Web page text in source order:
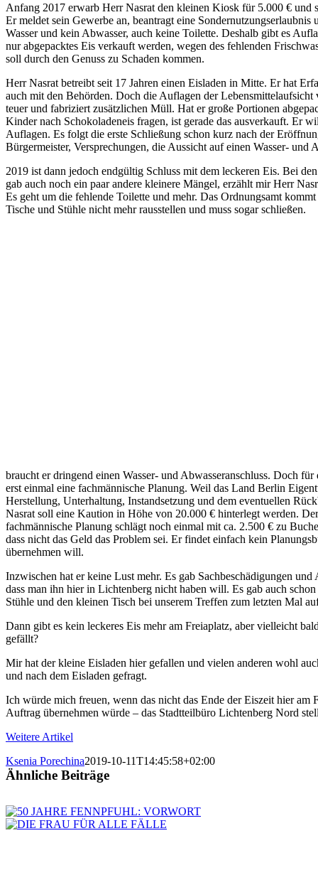
Anfang 2017 erwarb Herr Nasrat den kleinen Kiosk für 5.000 € und
Er meldet sein Gewerbe an, beantragt eine
Wasser und kein Abwasser, auch keine Toilette. Deshalb gibt es
nur abgepacktes Eis verkauft werden, wegen des fehlenden
soll durch den Genuss zu Schaden kommen.
Herr Nasrat betreibt seit 17 Jahren einen Eisladen in Mitte. Er hat
auch mit den Behörden. Doch die Auflagen der
teuer und fabriziert zusätzlichen Müll. Hat er große Portionen
Kinder nach Schokoladeneis fragen, ist gerade das ausverkauft. Er
Auflagen. Es folgt die erste Schließung schon kurz nach der
Bürgermeister, Versprechungen, die Aussicht auf einen Wasser-
2019 ist dann jedoch endgültig Schluss mit dem leckeren Eis. Bei
gab auch noch ein paar andere kleinere Mängel, erzählt mir Herr
Es geht um die fehlende Toilette und mehr. Das Ordnungsamt
Tische und Stühle nicht mehr rausstellen und muss sogar schließen.
braucht er dringend einen Wasser- und Abwasseranschluss. Doch
erst einmal eine fachmännische Planung. Weil das Land Berlin
Herstellung, Unterhaltung, Instandsetzung und dem eventuellen
Nasrat soll eine Kaution in Höhe von 20.000 € hinterlegt werden.
fachmännische Planung schlägt noch einmal mit ca. 2.500 € zu
dass nicht das Geld das Problem sei. Er findet einfach kein
übernehmen will.
Inzwischen hat er keine Lust mehr. Es gab Sachbeschädigungen
dass man ihn hier in Lichtenberg nicht haben will. Es gab auch
Stühle und den kleinen Tisch bei unserem Treffen zum letzten Mal
Dann gibt es kein leckeres Eis mehr am Freiaplatz, aber vielleicht
gefällt?
Mir hat der kleine Eisladen hier gefallen und vielen anderen wohl
und nach dem Eisladen gefragt.
Ich würde mich freuen, wenn das nicht das Ende der Eiszeit hier am
Auftrag übernehmen würde – das Stadtteilbüro Lichtenberg Nord
Weitere Artikel
Ksenia Porechina2019-10-11T14:45:58+02:00
Ähnliche Beiträge